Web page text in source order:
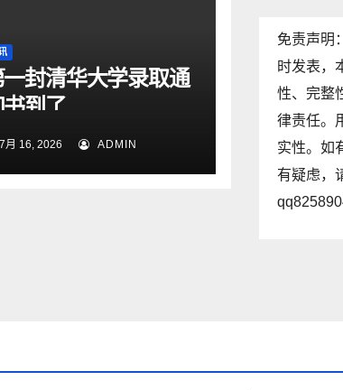
一封清华大学录取通
到了
7月 16, 2026 ADMIN
免责声明
时发表，
性、完整
律责任。
实性。如
有疑虑，